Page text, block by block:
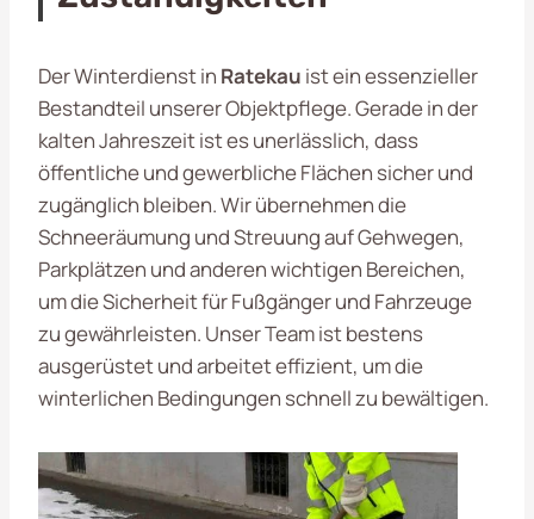
Der Winterdienst in Ratekau ist ein essenzieller
Bestandteil unserer Objektpflege. Gerade in der
kalten Jahreszeit ist es unerlässlich, dass
öffentliche und gewerbliche Flächen sicher und
zugänglich bleiben. Wir übernehmen die
Schneeräumung und Streuung auf Gehwegen,
Parkplätzen und anderen wichtigen Bereichen,
um die Sicherheit für Fußgänger und Fahrzeuge
zu gewährleisten. Unser Team ist bestens
ausgerüstet und arbeitet effizient, um die
winterlichen Bedingungen schnell zu bewältigen.